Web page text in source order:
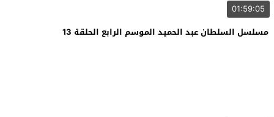
01:59:05
مسلسل السلطان عبد الحميد الموسم الرابع الحلقة 13